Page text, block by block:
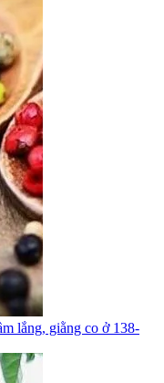
lắng, giằng co ở 138-